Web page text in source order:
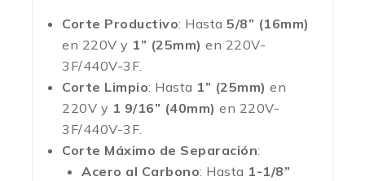
Corte Productivo: Hasta 5/8” (16mm)
en 220V y 1” (25mm) en 220V-
3F/440V-3F.
Corte Limpio: Hasta 1” (25mm) en
220V y 1 9/16” (40mm) en 220V-
3F/440V-3F.
Corte Máximo de Separación:
Acero al Carbono: Hasta 1-1/8”